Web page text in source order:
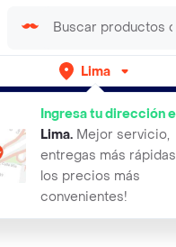
Lima
Ingresa tu dirección
Lima. Mejor servicio,
entregas más
los precios más
convenientes!
envíos gratis por semanas